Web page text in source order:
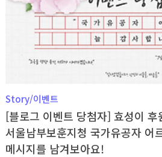
Story/이벤트
[블로그 이벤트 당첨자] 효성이 후
서울남부보훈지청 국가유공자 어
메시지를 남겨보아요!